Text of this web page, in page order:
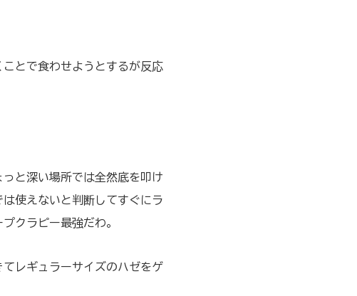
とで食わせようとするが反応
と深い場所では全然底を叩け
使えないと判断してすぐにラ
クラピー最強だわ。
レギュラーサイズのハゼをゲ